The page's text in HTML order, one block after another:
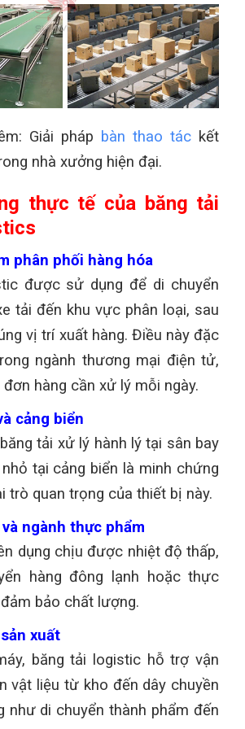
Giải pháp bàn thao tác kết
nhà xưởng hiện đại.
thực tế của băng tải
phân phối hàng hóa
được sử dụng để di chuyển
tải đến khu vực phân loại, sau
vị trí xuất hàng. Điều này đặc
ngành thương mại điện tử,
hàng cần xử lý mỗi ngày.
cảng biển
tải xử lý hành lý tại sân bay
tại cảng biển là minh chứng
trò quan trọng của thiết bị này.
ngành thực phẩm
dụng chịu được nhiệt độ thấp,
hàng đông lạnh hoặc thực
bảo chất lượng.
xuất
băng tải logistic hỗ trợ vận
vật liệu từ kho đến dây chuyền
như di chuyển thành phẩm đến